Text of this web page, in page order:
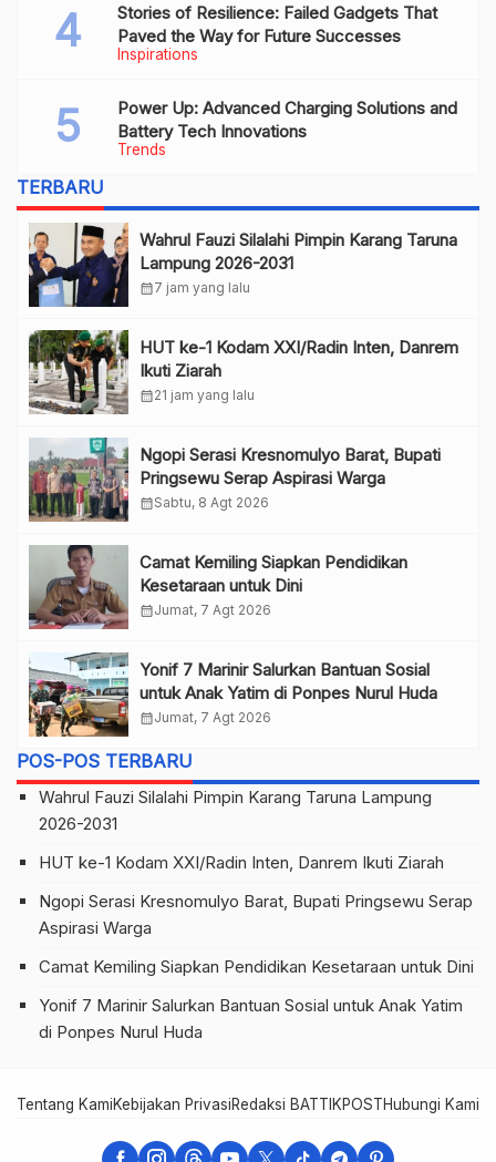
Inspirations
Stories of Resilience: Failed Gadgets That
Paved the Way for Future Successes
Trends
Power Up: Advanced Charging Solutions and
Battery Tech Innovations
TERBARU
Wahrul Fauzi Silalahi Pimpin Karang Taruna
Lampung 2026-2031
calendar_month7 jam yang lalu
HUT ke-1 Kodam XXI/Radin Inten, Danrem
Ikuti Ziarah
calendar_month21 jam yang lalu
Ngopi Serasi Kresnomulyo Barat, Bupati
Pringsewu Serap Aspirasi Warga
calendar_monthSabtu, 8 Agt 2026
Camat Kemiling Siapkan Pendidikan
Kesetaraan untuk Dini
calendar_monthJumat, 7 Agt 2026
Yonif 7 Marinir Salurkan Bantuan Sosial
untuk Anak Yatim di Ponpes Nurul Huda
calendar_monthJumat, 7 Agt 2026
POS-POS TERBARU
Wahrul Fauzi Silalahi Pimpin Karang Taruna Lampung
2026-2031
HUT ke-1 Kodam XXI/Radin Inten, Danrem Ikuti Ziarah
Ngopi Serasi Kresnomulyo Barat, Bupati Pringsewu Serap
Aspirasi Warga
Camat Kemiling Siapkan Pendidikan Kesetaraan untuk Dini
Yonif 7 Marinir Salurkan Bantuan Sosial untuk Anak Yatim
di Ponpes Nurul Huda
Tentang KamiKebijakan PrivasiRedaksi BATTIKPOSTHubungi Kami